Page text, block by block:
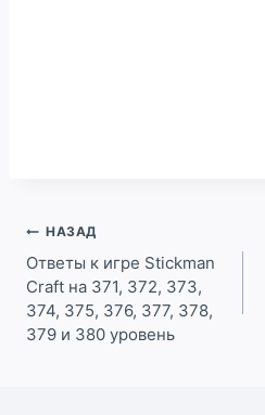
Навигация
по
записям
НАЗАД
Ответы к игре Stickman
Craft на 371, 372, 373,
374, 375, 376, 377, 378,
379 и 380 уровень